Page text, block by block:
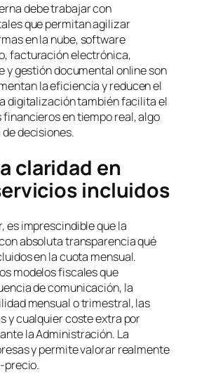
debe trabajar con
que permitan agilizar
en la nube, software
facturación electrónica,
y gestión documental online son
la eficiencia y reducen el
digitalización también facilita el
en tiempo real, algo
decisiones.
claridad en
incluidos
es imprescindible que la
absoluta transparencia qué
en la cuota mensual.
modelos fiscales que
de comunicación, la
mensual o trimestral, las
y cualquier coste extra por
la Administración. La
y permite valorar realmente
precio.